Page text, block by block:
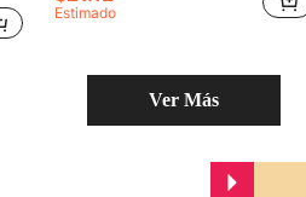
Estimado
Ver Más